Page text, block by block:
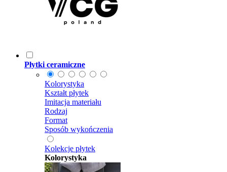
Płytki ceramiczne
Kolorystyka
Kształt płytek
Imitacja materiału
Rodzaj
Format
Sposób wykończenia
Kolekcje płytek
Kolorystyka